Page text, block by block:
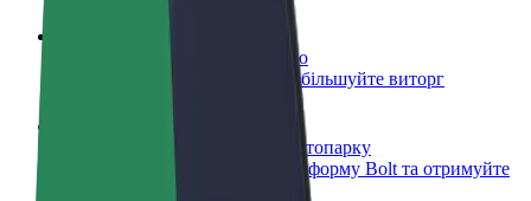
Додати ресторан чи крамницю
Залучайте більше клієнтів та збільшуйте виторг
Зареєструватися як власник автопарку
Додайте Ваш автопарк на платформу Bolt та отримуйте
більше доходів